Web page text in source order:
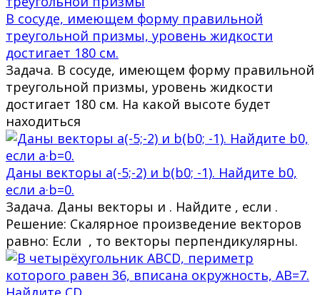
В сосуде, имеющем форму правильной
треугольной призмы, уровень жидкости
достигает 180 см.
Задача. В сосуде, имеющем форму правильной
треугольной призмы, уровень жидкости
достигает 180 см. На какой высоте будет
находиться
Даны векторы a(-5;-2) и b(b0; -1). Найдите b0,
если a·b=0.
Задача. Даны векторы и . Найдите , если .
Решение: Скалярное произведение векторов
равно: Если , то векторы перпендикулярны.